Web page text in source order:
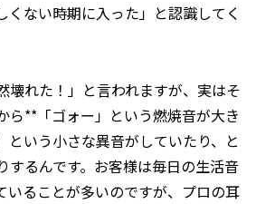
くない時期に入った」と認識してく
壊れた！」と言われますが、実はそ
ら**「ゴォー」という燃焼音が大き
という小さな異音がしていたり、と
するんです。お客様は毎日の生活音
いることが多いのですが、プロの耳